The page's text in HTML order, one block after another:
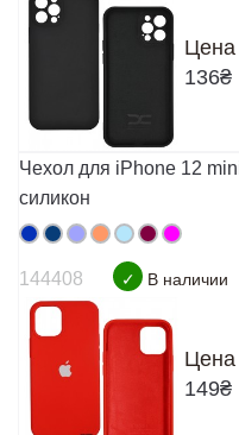
Цена
136₴
Чехол для iPhone 12
силикон
144408 ✓ В наличии
Цена
149₴